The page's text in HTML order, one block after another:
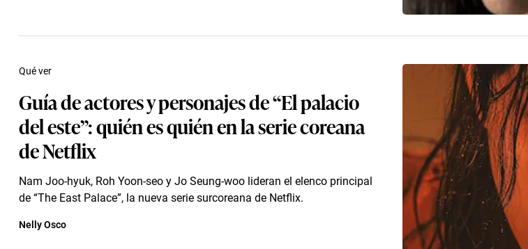
Guía de actores y personajes de “El palacio
del este”: quién es quién en la serie coreana
de Netflix
Nam Joo-hyuk, Roh Yoon-seo y Jo Seung-woo lideran el elenco principal
de “The East Palace”, la nueva serie surcoreana de Netflix.
Qué ver
Nelly Osco